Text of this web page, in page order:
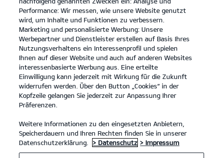
KIA APP
Performance: Wir messen, wie unsere Website genutzt
wird, um Inhalte und Funktionen zu verbessern.
Marketing und personalisierte Werbung: Unsere
Werbepartner und Dienstleister erstellen auf Basis Ihres
Nutzungsverhaltens ein Interessenprofil und spielen
Ihnen auf dieser Website und auch auf anderen Websites
interessenbasierte Werbung aus. Eine erteilte
Einwilligung kann jederzeit mit Wirkung für die Zukunft
widerrufen werden. Über den Button „Cookies“ in der
Kopfzeile gelangen Sie jederzeit zur Anpassung Ihrer
Präferenzen.
Weitere Informationen zu den eingesetzten Anbietern,
Speicherdauern und Ihren Rechten finden Sie in unserer
Datenschutzerklärung.
> Datenschutz > Impressum